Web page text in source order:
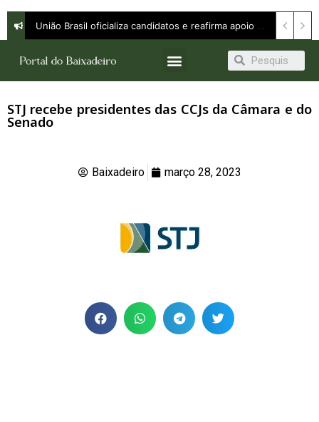
STJ recebe presidentes das CCJs da Câmara e do
Senado
Baixadeiro março 28, 2023